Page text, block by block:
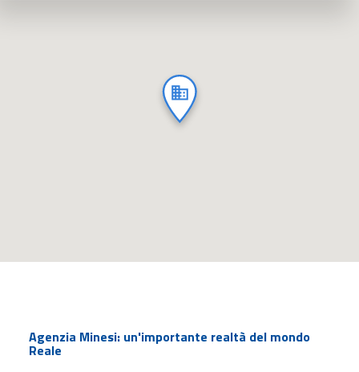
Agenzia Minesi: un'importante realtà del mondo
Reale